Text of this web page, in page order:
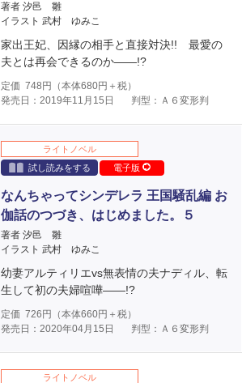
著者 汐邑 雛
イラスト 武村 ゆみこ
家出王妃、因縁の相手と直接対決!! 最愛の
夫とは再会できるのか――!?
定価 748 円（本体680円＋税）
発売日：2019年11月15日
判型：Ａ６変形判
ライトノベル
試し読みをする
電子版
なんちゃってシンデレラ 王国騒乱編 お
伽話のつづき、はじめました。５
著者 汐邑 雛
イラスト 武村 ゆみこ
幼妻アルティリエvs無表情の夫ナディル、転
生して初の夫婦喧嘩――!?
定価 726 円（本体660円＋税）
発売日：2020年04月15日
判型：Ａ６変形判
ライトノベル